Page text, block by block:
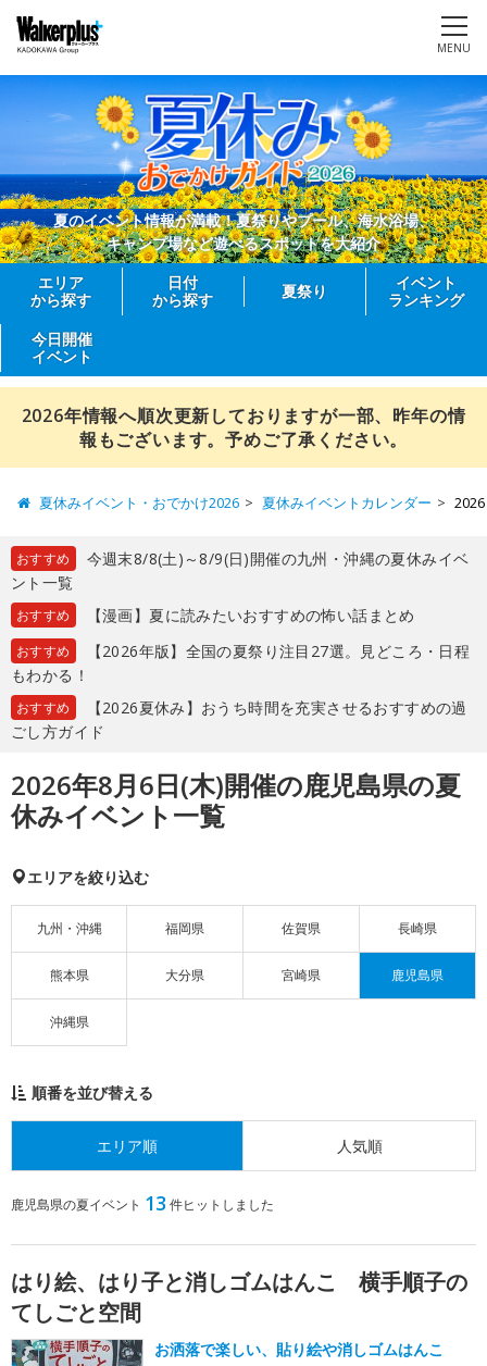
MENU
夏のイベント情報が満載！夏祭りやプール、海水浴場、
キャンプ場など遊べるスポットを大紹介
エリア
から探す
日付
から探す
夏祭り
イベント
ランキング
今日開催
イベント
2026年情報へ順次更新しておりますが一部、昨年の情
報もございます。予めご了承ください。
夏休みイベント・おでかけ2026 夏休みイベントカレンダー
おすすめ
今週末8/8(土)～8/9(日)開催の九州・沖縄の夏休みイベ
ント一覧
おすすめ 【漫画】夏に読みたいおすすめの怖い話まとめ
おすすめ
【2026年版】全国の夏祭り注目27選。見どころ・日程
もわかる！
おすすめ
【2026夏休み】おうち時間を充実させるおすすめの過
ごし方ガイド
2026年8月6日(木)開催の鹿児島県の夏
休みイベント一覧
エリアを絞り込む
九州・沖縄 福岡県 佐賀県 長崎県
熊本県 大分県 宮崎県 鹿児島県
沖縄県
順番を並び替える
エリア順 人気順
鹿児島県の夏イベント 13 件ヒットしました
はり絵、はり子と消しゴムはんこ 横手順子の
てしごと空間
お洒落で楽しい、貼り絵や消しゴムはんこ